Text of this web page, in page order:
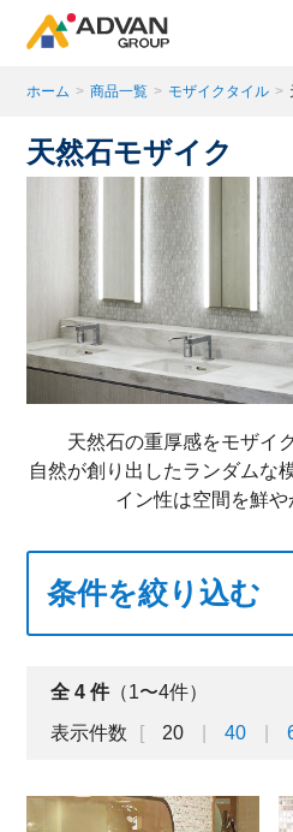
商品ページにある「お気に入
商品がここに表示されます。
閉じる
ホーム > 商品一覧 > モザイクタイル >
天然石モザイク
天然石の重厚感をモザイ
自然が創り出したランダムな
イン性は空間を鮮や
条件を絞り込む
全4 件（1〜4件）
表示件数
20 40